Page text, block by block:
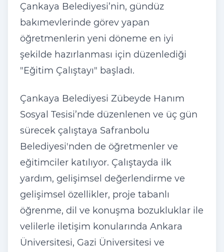
Çankaya Belediyesi’nin, gündüz
bakımevlerinde görev yapan
öğretmenlerin yeni döneme en iyi
şekilde hazırlanması için düzenlediği
"Eğitim Çalıştayı" başladı.
Çankaya Belediyesi Zübeyde Hanım
Sosyal Tesisi’nde düzenlenen ve üç gün
sürecek çalıştaya Safranbolu
Belediyesi'nden de öğretmenler ve
eğitimciler katılıyor. Çalıştayda ilk
yardım, gelişimsel değerlendirme ve
gelişimsel özellikler, proje tabanlı
öğrenme, dil ve konuşma bozukluklar ile
velilerle iletişim konularında Ankara
Üniversitesi, Gazi Üniversitesi ve